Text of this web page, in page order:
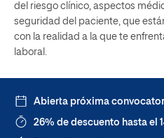
del riesgo clínico, aspectos
seguridad del paciente, que
con la realidad a la que te
laboral.
Abierta próxima
26% de descuento hasta el